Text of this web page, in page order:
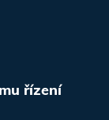
řízení